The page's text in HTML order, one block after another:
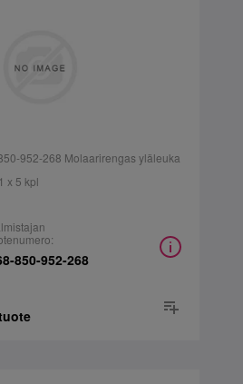
952-268 Molaarirengas yläleuka
x 5 kpl
850-952-268